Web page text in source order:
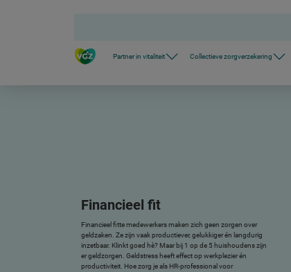
Partner in vitaliteit Collectieve zorgverzekering
Financieel fit
Financieel fitte medewerkers maken zich geen zorgen over
geldzaken. Ze zijn vaak productiever, gelukkiger én langdurig
inzetbaar. Klinkt goed hè? Maar bij 1 op de 5 huishoudens zijn
er geldzorgen. Geldstress heeft effect op werkplezier én
productiviteit. Hoe zorg je als HR-professional voor